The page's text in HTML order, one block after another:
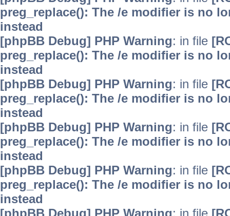
preg_replace(): The /e modifier is no
instead
[phpBB Debug] PHP Warning: in file
preg_replace(): The /e modifier is no
instead
[phpBB Debug] PHP Warning: in file
preg_replace(): The /e modifier is no
instead
[phpBB Debug] PHP Warning: in file
preg_replace(): The /e modifier is no
instead
[phpBB Debug] PHP Warning: in file
preg_replace(): The /e modifier is no
instead
[phpBB Debug] PHP Warning: in file